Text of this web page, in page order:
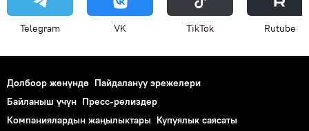
Telegram VK ТikТоk Rutube
Долбоор жөнүндө Пайдалануу эрежелери
Байланыш үчүн Пресс-релиздер
Компаниялардын жаңылыктары Купуялык саясаты